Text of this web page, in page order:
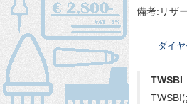
備考:リザ
ダイ
TWSBI
TWSBI